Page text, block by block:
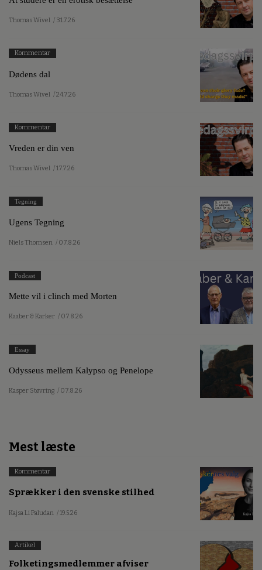
Thomas Wivel / 31.7.26
Kommentar
Dødens dal
Thomas Wivel / 24.7.26
Kommentar
Vreden er din ven
Thomas Wivel / 17.7.26
Tegning
Ugens Tegning
Niels Thomsen / 07.8.26
Podcast
Mette vil i clinch med Morten
Kaaber & Karker / 07.8.26
Essay
Odysseus mellem Kalypso og Penelope
Kasper Støvring / 07.8.26
Mest læste
Kommentar
Sprækker i den svenske stilhed
Kajsa Li Paludan / 19.5.26
Artikel
Folketingsmedlemmer afviser